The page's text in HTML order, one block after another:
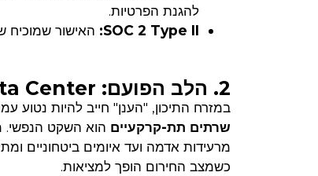
להגנת הפרטיות.
SOC 2 Type II: האישור שמוכיח
2. הלב הפועם: Data Center תת-קרקעי וחסין
במזרח התיכון, "הענן" חייב להיות נטוע
שרתים תת-קרקעיים הוא השקט הנפשי.
מרעידות אדמה ועד איומים ביטחוניים
כשמצב החירום הופך למציאות.